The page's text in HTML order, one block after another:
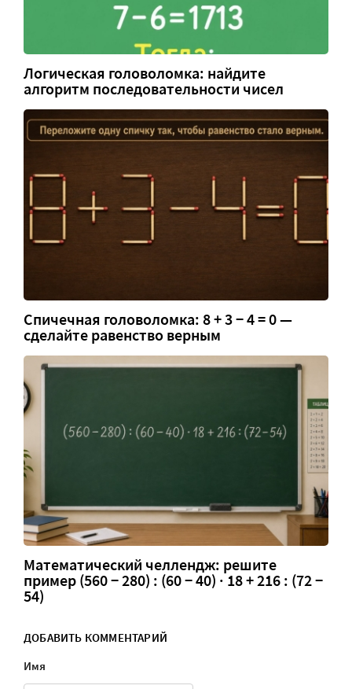
Логическая головоломка: найдите
алгоритм последовательности чисел
Спичечная головоломка: 8 + 3 − 4 = 0 —
сделайте равенство верным
Математический челлендж: решите
пример (560 − 280) : (60 − 40) · 18 + 216 : (72 −
54)
ДОБАВИТЬ КОММЕНТАРИЙ
Имя